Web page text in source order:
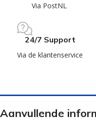
Via PostNL
24/7 Support
Via de klantenservice
Aanvullende